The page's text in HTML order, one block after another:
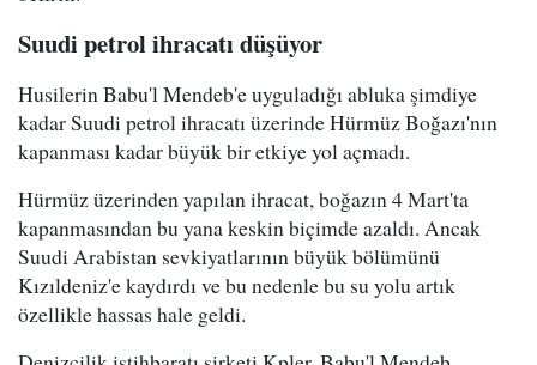
Suudi petrol ihracatı düşüyor
Husilerin Babu'l Mendeb'e uyguladığı abluka şimdiye
kadar Suudi petrol ihracatı üzerinde Hürmüz Boğazı'nın
kapanması kadar büyük bir etkiye yol açmadı.
Hürmüz üzerinden yapılan ihracat, boğazın 4 Mart'ta
kapanmasından bu yana keskin biçimde azaldı. Ancak
Suudi Arabistan sevkiyatlarının büyük bölümünü
Kızıldeniz'e kaydırdı ve bu nedenle bu su yolu artık
özellikle hassas hale geldi.